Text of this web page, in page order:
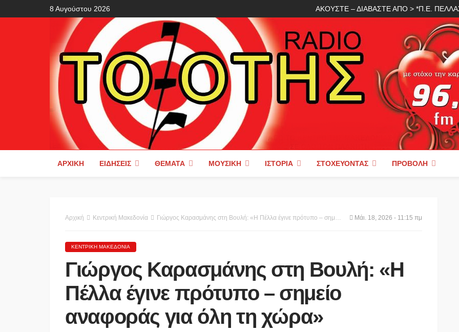
8 Αυγούστου 2026 ΑΚΟΥΣΤΕ – ΔΙΑΒΑΣΤΕ ΑΠΟ > *Π.Ε.
ΑΡΧΙΚΉ ΕΙΔΉΣΕΙΣ ΘΈΜΑΤΑ ΜΟΥΣΙΚΉ ΙΣΤΟΡΊΑ ΣΤΟΧΕΎΟΝΤΑΣ ΠΡΟΒΟΛΉ
Αρχική Κεντρική Μακεδονία Γιώργος Καρασμάνης στη Βουλή: «Η Πέλλα έγινε πρότυπο – σημείο αναφοράς για όλη τη χώρα» Μάι. 18, 2026 - 11:15 πμ
ΚΕΝΤΡΙΚΉ ΜΑΚΕΔΟΝΊΑ
Γιώργος Καρασμάνης στη Βουλή: «Η
Πέλλα έγινε πρότυπο – σημείο
αναφοράς για όλη τη χώρα»